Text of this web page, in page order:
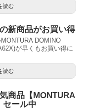
読む
新商品がお買い得
DOMINO
が早くもお買い得に
読む
商品【MONTURA
セール中